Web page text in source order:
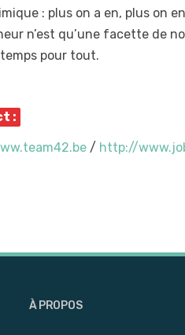
: plus on a en, plus on
n’est qu’une facette de
pour tout.
:
/ http://
À PROPOS